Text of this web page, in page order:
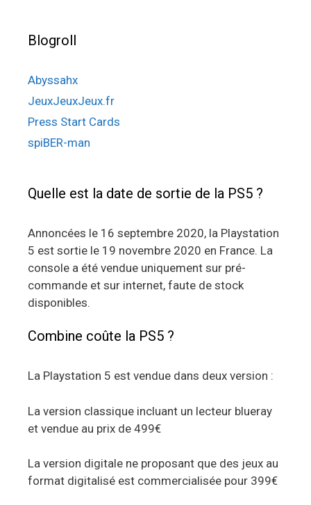
Blogroll
Abyssahx
JeuxJeuxJeux.fr
Press Start Cards
spiBER-man
Quelle est la date de sortie de la PS5 ?
Annoncées le 16 septembre 2020, la Playstation
5 est sortie le 19 novembre 2020 en France. La
console a été vendue uniquement sur pré-
commande et sur internet, faute de stock
disponibles.
Combine coûte la PS5 ?
La Playstation 5 est vendue dans deux version :
La version classique incluant un lecteur blueray
et vendue au prix de 499€
La version digitale ne proposant que des jeux au
format digitalisé est commercialisée pour 399€